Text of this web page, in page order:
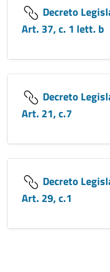
Decreto
Art. 37, c. 1 lett. b
Decreto
Art. 21, c.7
Decreto
Art. 29, c.1